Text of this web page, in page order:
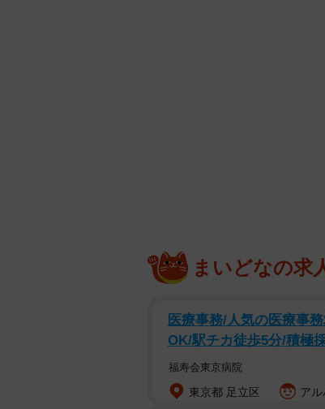
キング」が発表した「今最も
ばれたのは、「綾瀬はるか」
同サイトが2022年2月に行っ
以下の通りです。
▽今最も勢いがあると思う30
まいどなの求
医療事務/人気の医療事
OK/駅チカ徒歩5分/積極
福寿会東京病院
東京都 足立区 ア